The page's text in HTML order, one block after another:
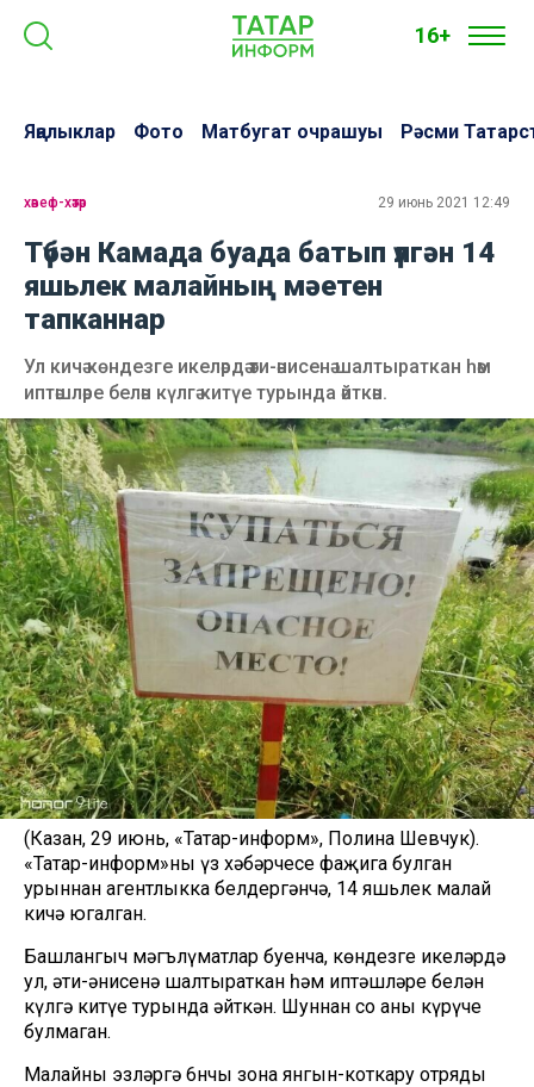
16+
Яңалыклар Фото Матбугат очрашуы Рәсми
хәвеф-хәтәр 29 июнь 2021 12:49
Түбән Камада буада батып үлгән 14
яшьлек малайның мәетен
тапканнар
Ул кичә көндезге икеләрдә әти-әнисенә шалтыраткан һәм
иптәшләре белән күлгә китүе турында әйткән.
(Казан, 29 июнь, «Татар-информ», Полина Шевчук).
«Татар-информ»ның үз хәбәрчесе фаҗига булган
урыннан агентлыкка белдергәнчә, 14 яшьлек малай
кичә югалган.
Башлангыч мәгълүматлар буенча, көндезге икеләрдә
ул, әти-әнисенә шалтыраткан һәм иптәшләре белән
күлгә китүе турында әйткән. Шуннан соң аны күрүче
булмаган.
Малайны эзләргә 6нчы зона янгын-коткару отряды